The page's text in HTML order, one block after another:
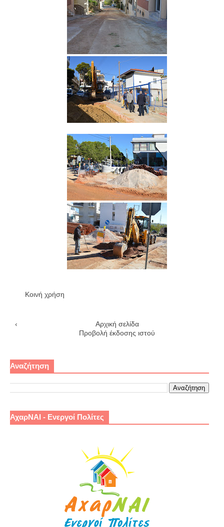
Κοινή χρήση
‹
Αρχική σελίδα
Προβολή έκδοσης ιστού
Αναζήτηση
ΑχαρΝΑΙ - Ενεργοί Πολίτες